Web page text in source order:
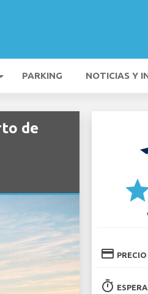
PARKING NOTICIAS Y
de
credit_card PRECIO
timer